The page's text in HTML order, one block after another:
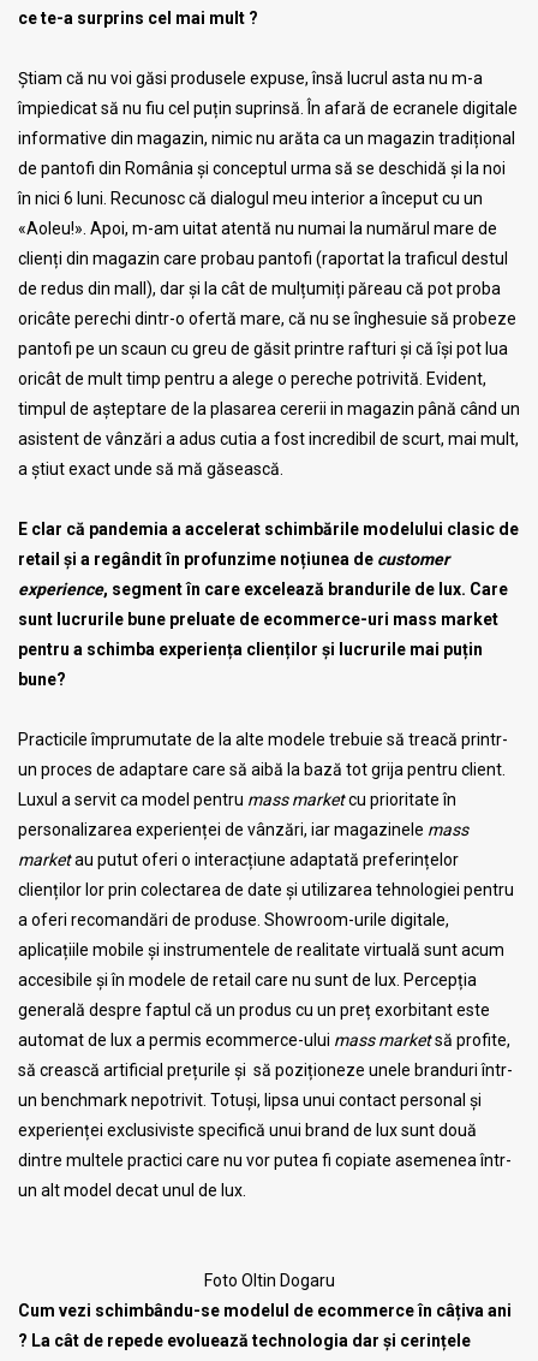
ce te-a surprins cel mai mult ?
Știam că nu voi găsi produsele expuse, însă lucrul asta nu m-a
împiedicat să nu fiu cel puțin suprinsă. În afară de ecranele digitale
informative din magazin, nimic nu arăta ca un magazin tradițional
de pantofi din România și conceptul urma să se deschidă și la noi
în nici 6 luni. Recunosc că dialogul meu interior a început cu un
«Aoleu!». Apoi, m-am uitat atentă nu numai la numărul mare de
clienți din magazin care probau pantofi (raportat la traficul destul
de redus din mall), dar și la cât de mulțumiți păreau că pot proba
oricâte perechi dintr-o ofertă mare, că nu se înghesuie să probeze
pantofi pe un scaun cu greu de găsit printre rafturi și că își pot lua
oricât de mult timp pentru a alege o pereche potrivită. Evident,
timpul de așteptare de la plasarea cererii in magazin până când un
asistent de vânzări a adus cutia a fost incredibil de scurt, mai mult,
a știut exact unde să mă găsească.
E clar că pandemia a accelerat schimbările modelului clasic de
retail și a regândit în profunzime noțiunea de customer
experience, segment în care excelează brandurile de lux. Care
sunt lucrurile bune preluate de ecommerce-uri mass market
pentru a schimba experiența clienților și lucrurile mai puțin
bune?
Practicile împrumutate de la alte modele trebuie să treacă printr-
un proces de adaptare care să aibă la bază tot grija pentru client.
Luxul a servit ca model pentru mass marketcu prioritate în
personalizarea experienței de vânzări, iar magazinele mass
marketau putut oferi o interacțiune adaptată preferințelor
clienților lor prin colectarea de date și utilizarea tehnologiei pentru
a oferi recomandări de produse. Showroom-urile digitale,
aplicațiile mobile și instrumentele de realitate virtuală sunt acum
accesibile și în modele de retail care nu sunt de lux. Percepția
generală despre faptul că un produs cu un preț exorbitant este
automat de lux a permis ecommerce-ului mass marketsă profite,
să crească artificial prețurile și să poziționeze unele branduri într-
un benchmark nepotrivit. Totuși, lipsa unui contact personal și
experienței exclusiviste specifică unui brand de lux sunt două
dintre multele practici care nu vor putea fi copiate asemenea într-
un alt model decat unul de lux.
Foto Oltin Dogaru
Cum vezi schimbându-se modelul de ecommerce în câțiva ani
? La cât de repede evoluează technologia dar și cerințele